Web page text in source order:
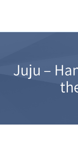
Juju –